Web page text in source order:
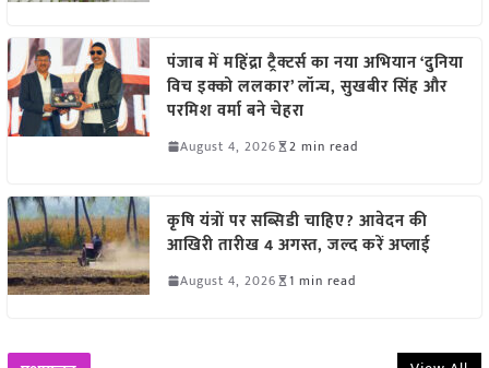
पंजाब में महिंद्रा ट्रैक्टर्स का नया अभियान ‘दुनिया
विच इक्को ललकार’ लॉन्च, सुखबीर सिंह और
परमिश वर्मा बने चेहरा
August 4, 2026 2 min read
कृषि यंत्रों पर सब्सिडी चाहिए? आवेदन की
आखिरी तारीख 4 अगस्त, जल्द करें अप्लाई
August 4, 2026 1 min read